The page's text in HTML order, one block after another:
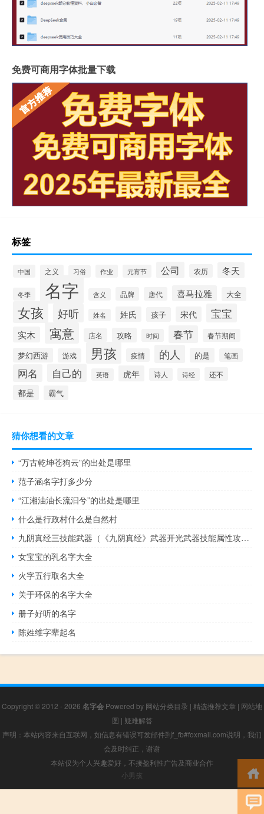
免费可商用字体批量下载
标签
中国 之义 习俗 作业 元宵节 公司 农历 冬天
冬季 名字 含义 品牌 唐代 喜马拉雅 大全
女孩 好听 姓名 姓氏 孩子 宋代 宝宝
实木 寓意 店名 攻略 时间 春节 春节期间
梦幻西游 游戏 男孩 疫情 的人 的是 笔画
网名 自己的 英语 虎年 诗人 诗经 还不
都是 霸气
猜你想看的文章
“万古乾坤苍狗云”的出处是哪里
范子涵名字打多少分
“江湘油油长流汩兮”的出处是哪里
什么是行政村什么是自然村
九阴真经三技能武器（《九阴真经》武器开光武器技能属性攻略）
女宝宝的乳名字大全
火字五行取名大全
关于环保的名字大全
册子好听的名字
陈姓维字辈起名
Copyright © 2012 - 2026 名字会 Powered by 网站分类目录 | 精选推荐文章 | 网站地
图 | 疑难解答
声明：本站内容来自互联网，如信息有错误可发邮件到f_fb#foxmail.com说明，我们
会及时纠正，谢谢
本站仅为个人兴趣爱好，不接盈利性广告及商业合作
小男孩